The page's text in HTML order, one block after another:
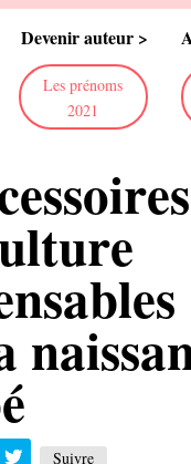
Devenir auteur >
Les prénoms
2021
Suivre